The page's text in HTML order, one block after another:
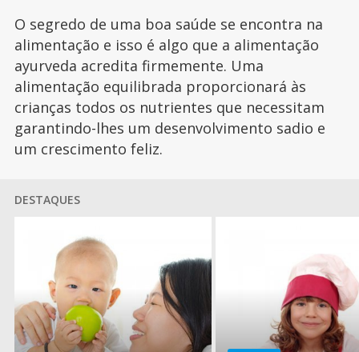
O segredo de uma boa saúde se encontra na
alimentação e isso é algo que a alimentação
ayurveda acredita firmemente. Uma
alimentação equilibrada proporcionará às
crianças todos os nutrientes que necessitam
garantindo-lhes um desenvolvimento sadio e
um crescimento feliz.
DESTAQUES